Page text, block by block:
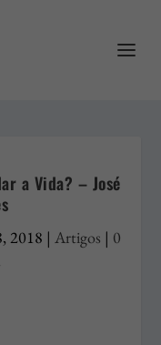
a Vida? – José
2018 | Artigos | 0